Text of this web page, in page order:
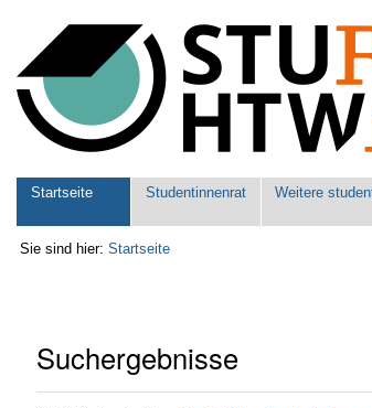
Werkzeuge
Sektionen
Startseite Studentinnenrat Weitere
Sie sind hier: Startseite
Suchergebnisse